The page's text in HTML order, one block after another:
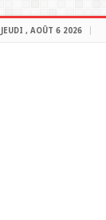
JEUDI , AOÛT 6 2026